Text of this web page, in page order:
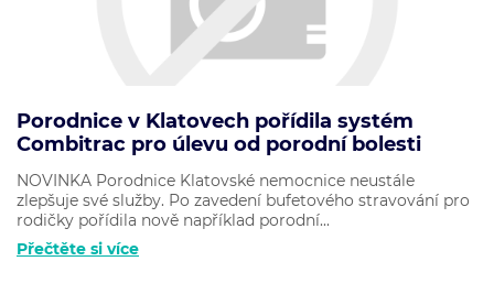
Porodnice v Klatovech pořídila systém
Combitrac pro úlevu od porodní bolesti
NOVINKA Porodnice Klatovské nemocnice neustále
zlepšuje své služby. Po zavedení bufetového stravování pro
rodičky pořídila nově například porodní...
Přečtěte si více